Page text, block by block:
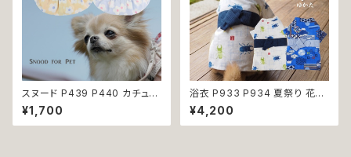
スヌード P439 P440 カチュー
シャ ブルー イエロー 花 フラワ
ー ドッグウェア うさ耳 たれ耳
うさみみ ドッグ ウェア ドッグウ
¥1,700
浴衣 P933 P934 夏祭り 花火
大会 富士山 カブトムシ クワガ
タ 昆虫柄 和装 和柄 古風 伝統
日本 夏 ハンドメイド ドッグウエ
¥4,200